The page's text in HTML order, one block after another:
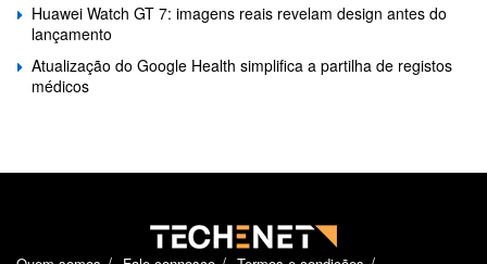
Huawei Watch GT 7: imagens reais revelam design antes do
lançamento
Atualização do Google Health simplifica a partilha de registos
médicos